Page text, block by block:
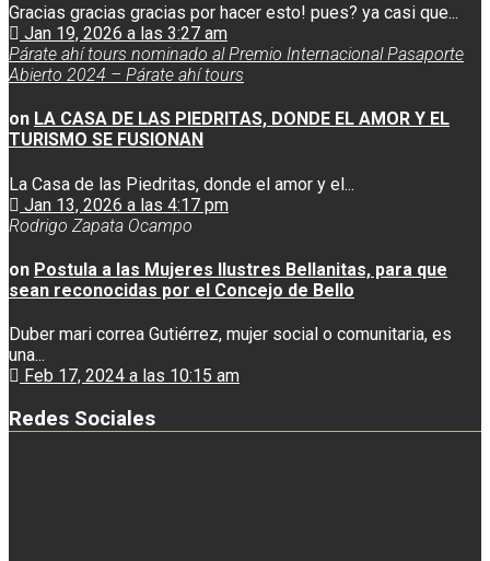
Gracias gracias gracias por hacer esto! pues? ya casi que...
Jan 19, 2026 a las 3:27 am
Párate ahí tours nominado al Premio Internacional Pasaporte
Abierto 2024 – Párate ahí tours
on LA CASA DE LAS PIEDRITAS, DONDE EL AMOR Y EL
TURISMO SE FUSIONAN
La Casa de las Piedritas, donde el amor y el...
Jan 13, 2026 a las 4:17 pm
Rodrigo Zapata Ocampo
on Postula a las Mujeres Ilustres Bellanitas, para que
sean reconocidas por el Concejo de Bello
Duber mari correa Gutiérrez, mujer social o comunitaria, es
una...
Feb 17, 2024 a las 10:15 am
Redes Sociales